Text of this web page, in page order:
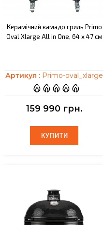
Керамічний камадо гриль Primo
Oval Xlarge All in One, 64 х 47 см
Артикул : Primo-oval_xlarge
159 990 грн.
КУПИТИ
КУПИТИ